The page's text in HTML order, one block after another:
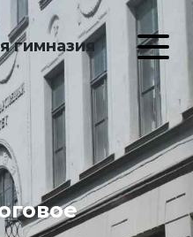
гимназия